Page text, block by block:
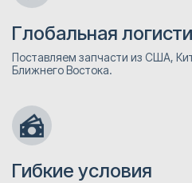
Глобальная
Поставляем запчасти из США,
Ближнего Востока.
Гибкие условия